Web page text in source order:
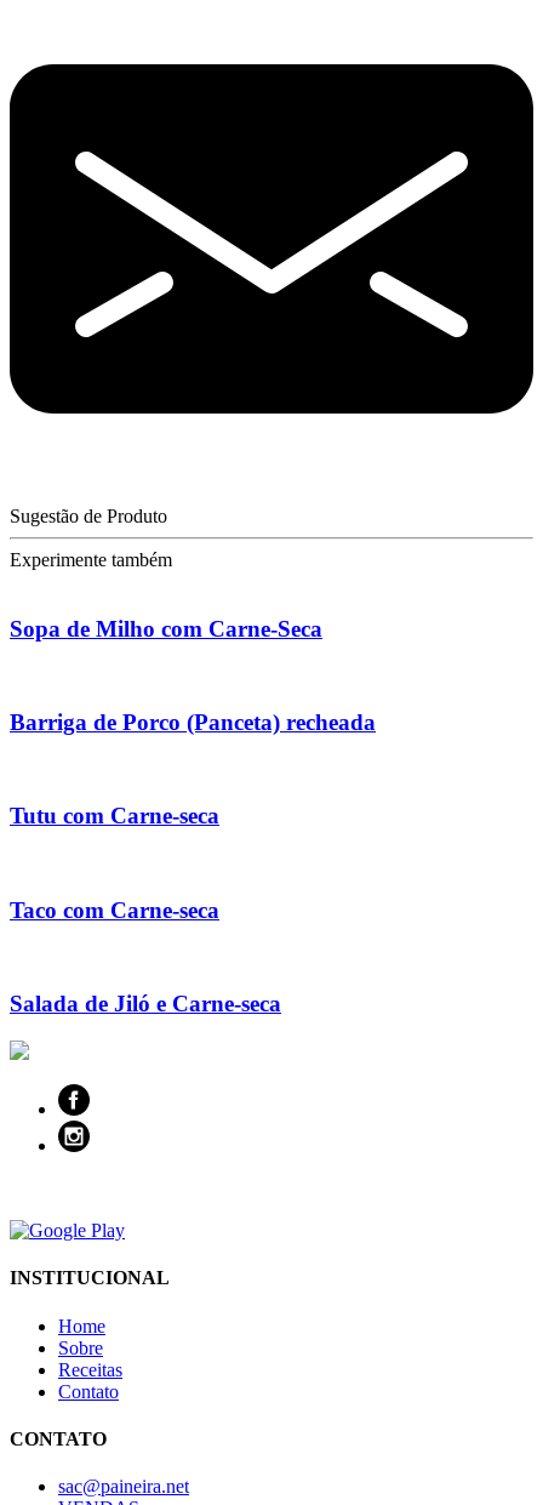
Sugestão de Produto
Experimente também
Sopa de Milho com Carne-Seca
Barriga de Porco (Panceta) recheada
Tutu com Carne-seca
Taco com Carne-seca
Salada de Jiló e Carne-seca
INSTITUCIONAL
Home
Sobre
Receitas
Contato
CONTATO
sac@paineira.net